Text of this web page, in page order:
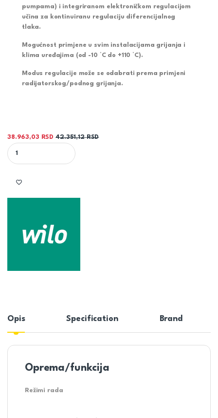
pumpama) i integriranom elektroničkom regulacijom
učina za kontinuiranu regulaciju diferencijalnog
tlaka.
Mogućnost primjene u svim instalacijama grijanja i
klima uređajima (od -10 °C do +110 °C).
Modus regulacije može se odabrati prema primjeni
radijatorskog/podnog grijanja.
38.963,03 RSD 42.351,12RSD
WILO STRATOS PICO 25/0,5-6 PREMIUM VISOKOFEKIASNA
Opis Specification Brand
Oprema/funkcija
Režimi rada